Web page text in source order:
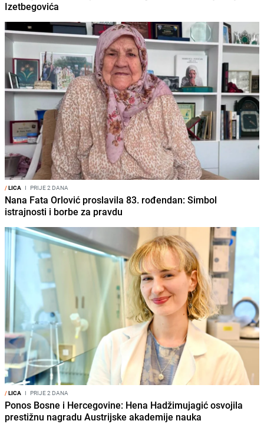
Izetbegovića
/LICA I PRIJE 2 DANA
Nana Fata Orlović proslavila 83. rođendan: Simbol
istrajnosti i borbe za pravdu
/LICA I PRIJE 2 DANA
Ponos Bosne i Hercegovine: Hena Hadžimujagić osvojila
prestižnu nagradu Austrijske akademije nauka